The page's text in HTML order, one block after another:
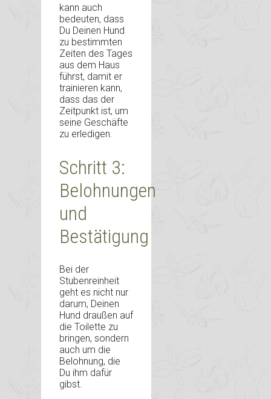
kann auch
bedeuten, dass
Du Deinen Hund
zu bestimmten
Zeiten des Tages
aus dem Haus
führst, damit er
trainieren kann,
dass das der
Zeitpunkt ist, um
seine Geschäfte
zu erledigen.
Schritt 3:
Belohnungen
und
Bestätigung
Bei der
Stubenreinheit
geht es nicht nur
darum, Deinen
Hund draußen auf
die Toilette zu
bringen, sondern
auch um die
Belohnung, die
Du ihm dafür
gibst.